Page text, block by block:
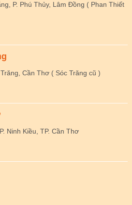
P. Phú Thủy, Lâm Đồng ( Phan Thiết
Cần Thơ ( Sóc Trăng cũ )
Ninh Kiều, TP. Cần Thơ